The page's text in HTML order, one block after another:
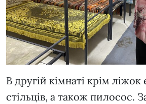
В другій кімнаті крім ліжок
стільців, а також пилосос.